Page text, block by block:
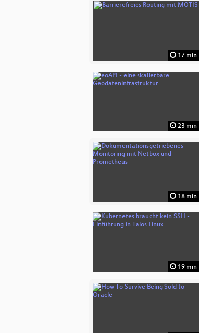
17 min
23 min
18 min
19 min